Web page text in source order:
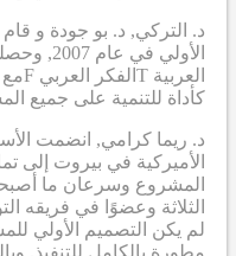
د. التركي, د. بو جودة و
الأولي في عام 2007,
العربية T الفكر العربي Fمع
كأداة للتنمية على جميع
د. ريما كرامي, انضمت
الأميركية في بيروت إلى
المشروع وسرعان ما
الثلاثة وعضوًا في فريقه
لم يكن التصميم الأولي
مطورة بالكامل للتنفيذ.